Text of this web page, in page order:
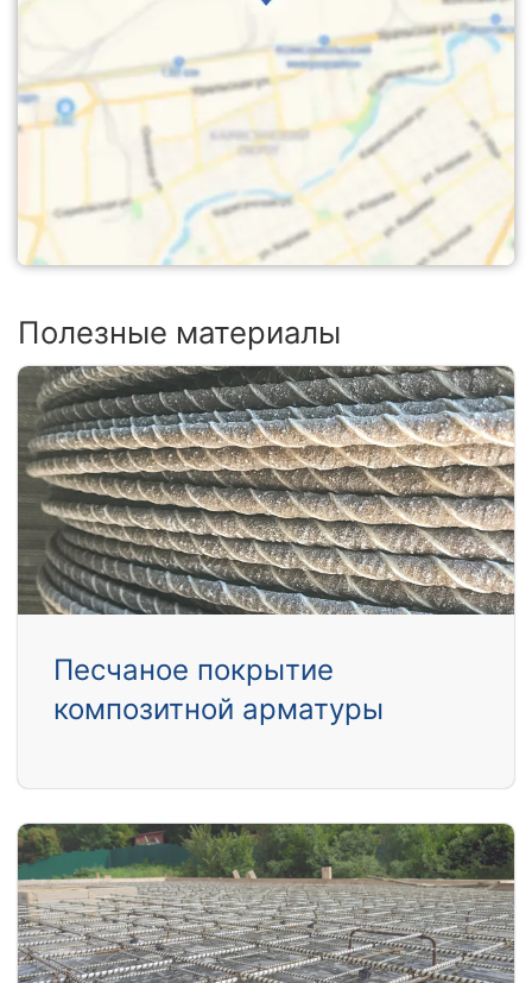
Полезные материалы
Песчаное покрытие
композитной арматуры